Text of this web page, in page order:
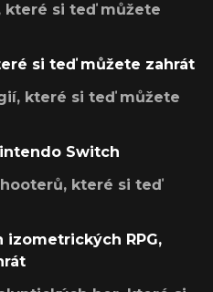
které si teď můžete
si teď můžete zahrát
které si teď můžete
Switch
které si teď
izometrických RPG,